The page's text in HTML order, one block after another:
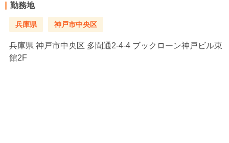
勤務地
兵庫県 神戸市中央区
兵庫県 神戸市中央区 多聞通2-4-4 ブックローン神戸ビル東
館2F